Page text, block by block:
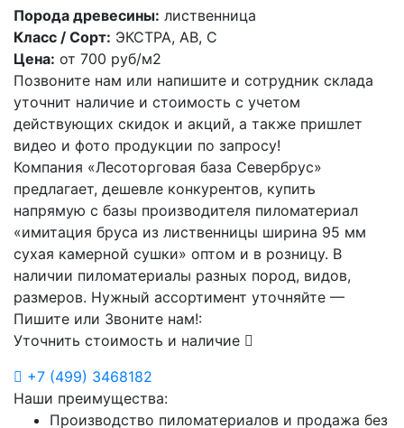
Порода древесины: лиственница
Класс / Сорт: ЭКСТРА, АВ, С
Цена: от 700 руб/м2
Позвоните нам или напишите и сотрудник склада
уточнит наличие и стоимость с учетом
действующих скидок и акций, а также пришлет
видео и фото продукции по запросу!
Компания «Лесоторговая база Севербрус»
предлагает, дешевле конкурентов, купить
напрямую с базы производителя пиломатериал
«имитация бруса из лиственницы ширина 95 мм
сухая камерной сушки» оптом и в розницу. В
наличии пиломатериалы разных пород, видов,
размеров. Нужный ассортимент уточняйте —
Пишите или Звоните нам!:
Уточнить стоимость и наличие
+7 (499) 3468182
Наши преимущества:
Производство пиломатериалов и продажа без